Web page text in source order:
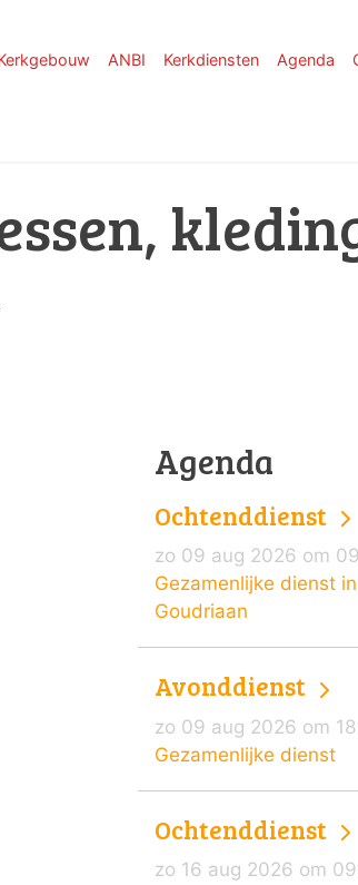
ANBI Kerkdiensten Agenda
Agenda
Ochtenddienst
zo 09 aug 2026 om
Gezamenlijke dienst
Goudriaan
Avonddienst
zo 09 aug 2026 om
Gezamenlijke dienst
Ochtenddienst
zo 16 aug 2026 om